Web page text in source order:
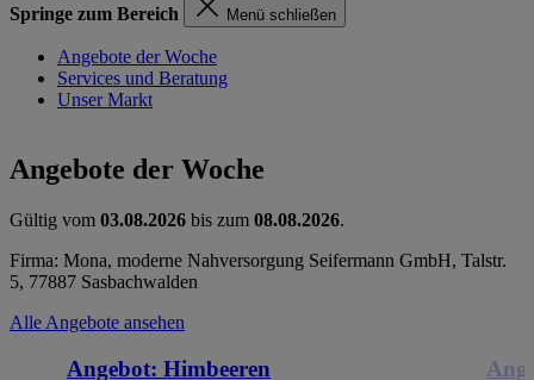
Springe zum Bereich Menü schließen
Angebote der Woche
Services und Beratung
Unser Markt
Angebote der Woche
Gültig vom 03.08.2026 bis zum 08.08.2026.
Firma: Mona, moderne Nahversorgung Seifermann GmbH, Talstr.
5, 77887 Sasbachwalden
Alle Angebote ansehen
Angebot: Himbeeren